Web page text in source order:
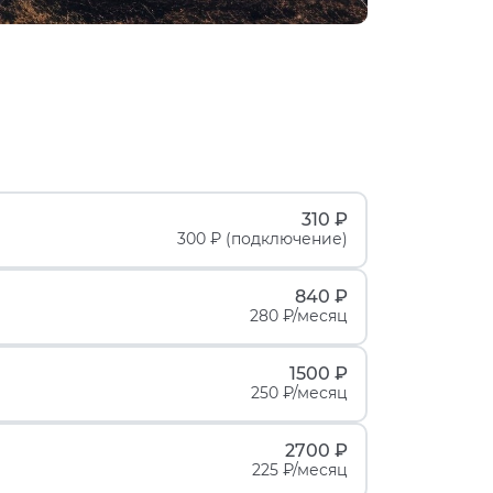
310 ₽
300 ₽ (подключение)
840 ₽
280 ₽/месяц
1500 ₽
250 ₽/месяц
2700 ₽
225 ₽/месяц